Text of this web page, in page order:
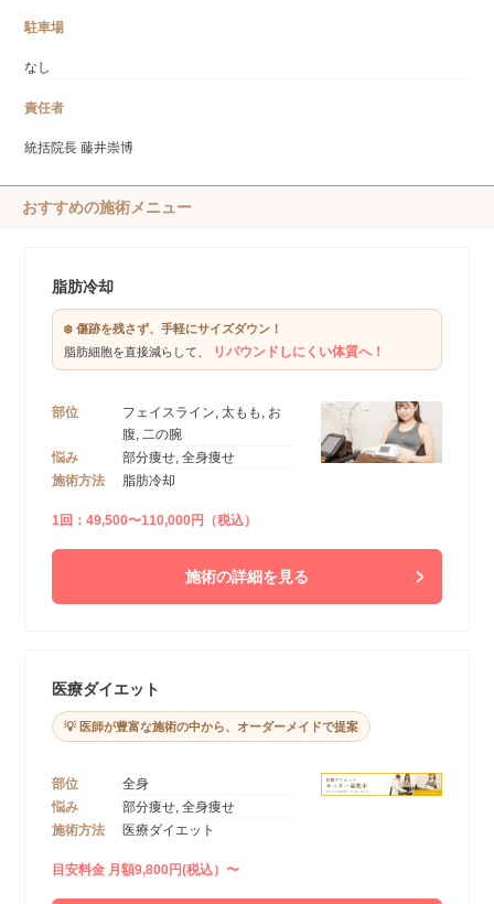
駐車場
なし
責任者
統括院長 藤井崇博
おすすめの施術メニュー
脂肪冷却
❄️ 傷跡を残さず、手軽にサイズダウン！
脂肪細胞を直接減らして、
リバウンドしにくい体質へ！
部位
フェイスライン, 太もも, お
腹, 二の腕
悩み
部分痩せ, 全身痩せ
施術方法
脂肪冷却
1回：49,500〜110,000円（税込）
施術の詳細を見る
医療ダイエット
💡 医師が豊富な施術の中から、オーダーメイドで提案
部位
全身
悩み
部分痩せ, 全身痩せ
施術方法
医療ダイエット
目安料金 月額9,800円(税込）〜